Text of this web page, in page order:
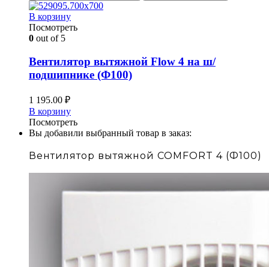
В корзину
Посмотреть
0 out of 5
Вентилятор вытяжной Flow 4 на ш/
подшипнике (Ф100)
1 195.00 ₽
В корзину
Посмотреть
Вы добавили выбранный товар в заказ:
Вентилятор вытяжной COMFORT 4 (Ф100)